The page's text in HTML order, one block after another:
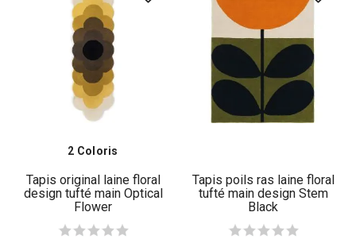
2 Coloris
Tapis original laine floral
design tufté main Optical
Flower
Tapis poils ras laine floral
tufté main design Stem
Black